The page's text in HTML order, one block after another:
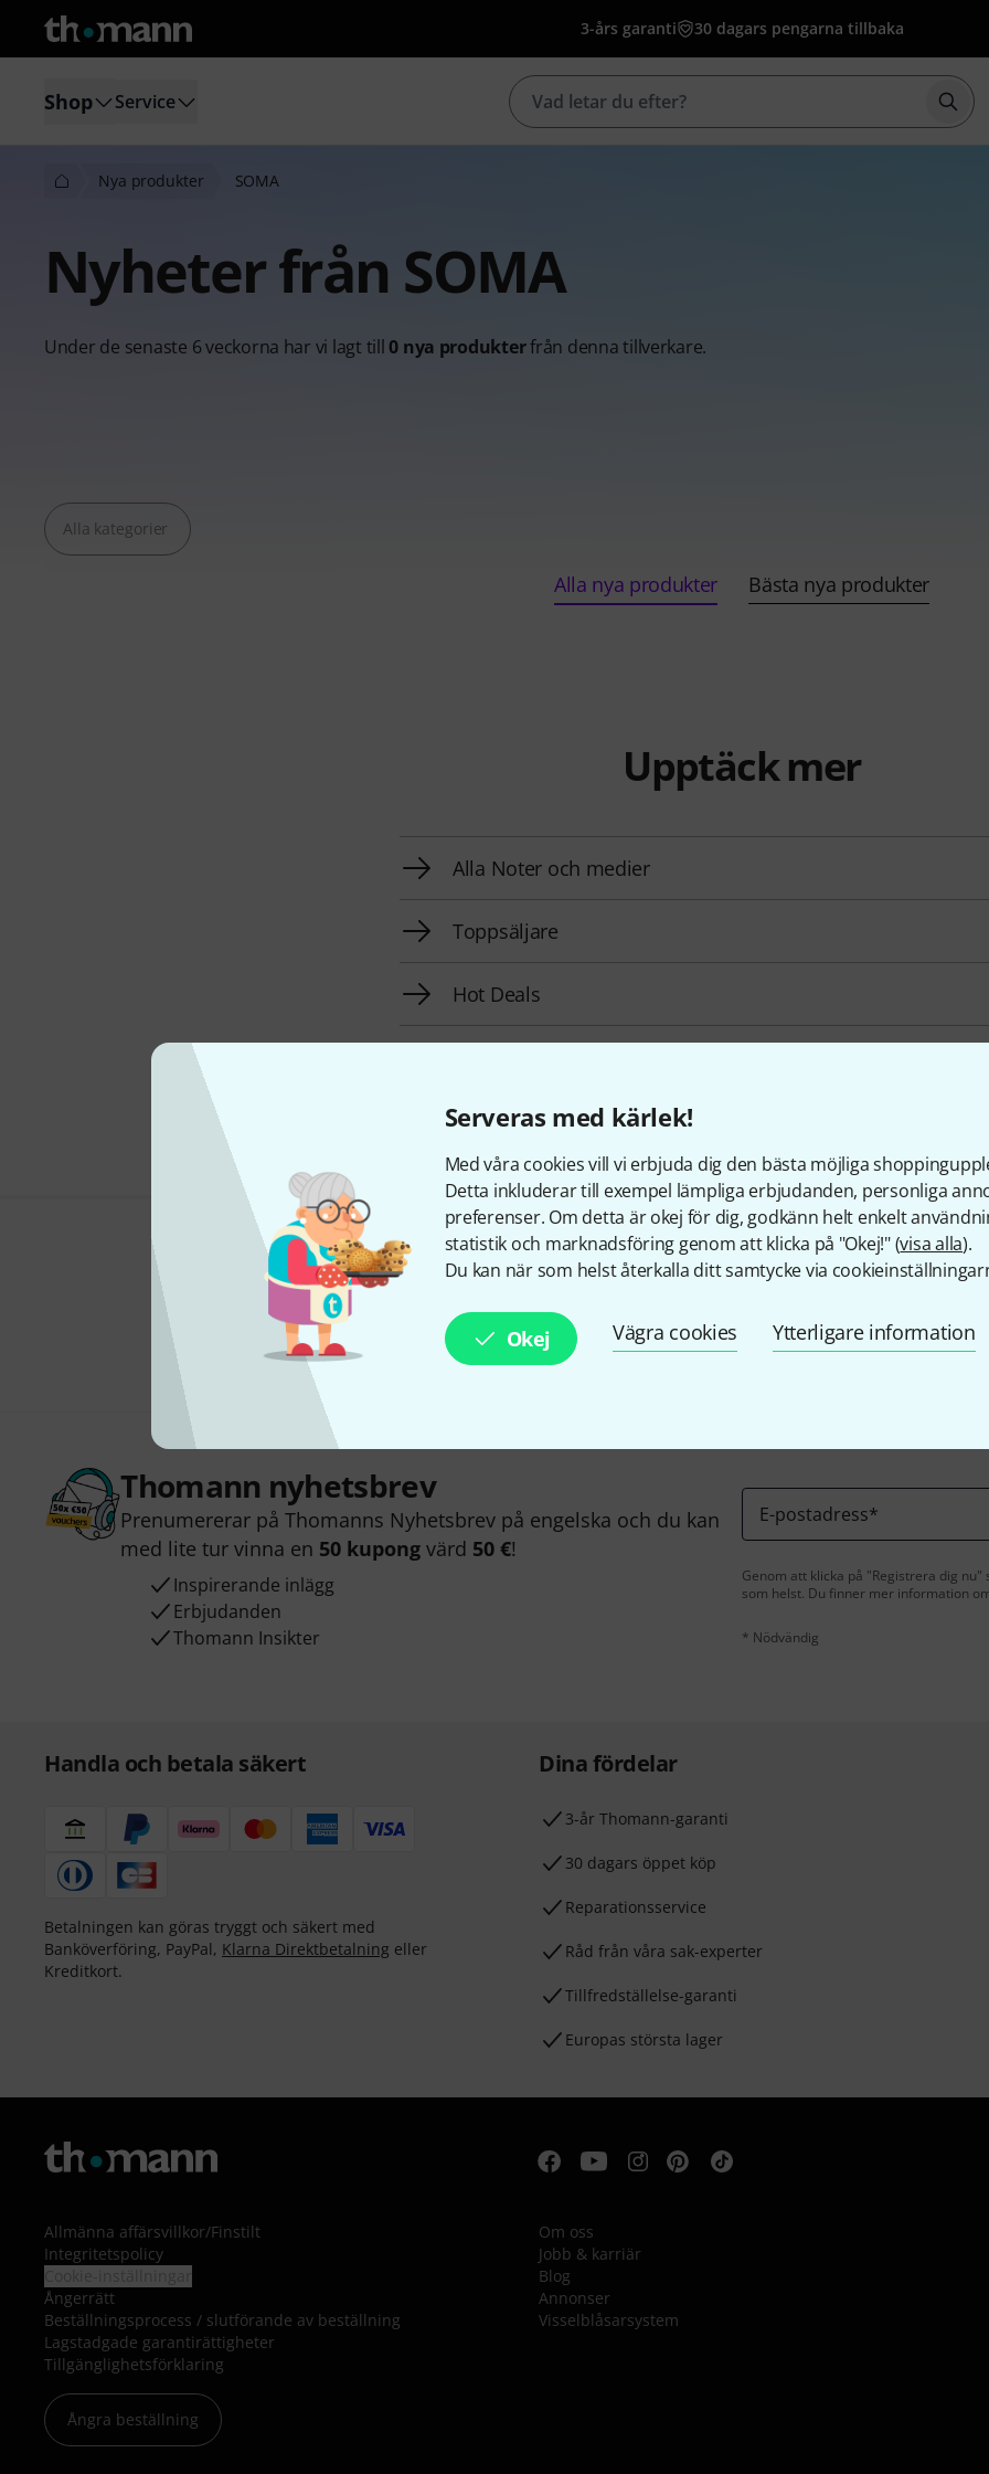
Serveras med kärlek!
Med våra cookies vill vi erbjuda dig den bästa möjliga
Detta inkluderar till exempel lämpliga erbjudanden, personliga
preferenser. Om detta är okej för dig, godkänn helt enkelt
statistik och marknadsföring genom att klicka på "Okej!" (visa alla).
Du kan när som helst återkalla ditt samtycke via
Okej Vägra cookies Ytterligare information
3-års garanti 30 dagars pengarna tillbaka
Shop Service
Nya produkter SOMA
Nyheter från SOMA
Under de senaste 6 veckorna har vi lagt till0 nya produkterfrån denna tillverkare.
Alla kategorier
Alla nya produkter Bästa nya produkter
Upptäck mer
Alla Noter och medier
Toppsäljare
Hot Deals
Gillar du vad du ser?
Dela Hjälp & Feedback
Thomann nyhetsbrev
Prenumererar på Thomanns Nyhetsbrev på engelska och du kan
med lite tur vinna en 50 kupong värd 50 €!
Inspirerande inlägg
Erbjudanden
Thomann Insikter
E-postadress*
Genom att klicka på "Registrera dig
som helst. Du finner mer information
* Nödvändig
Handla och betala säkert
Betalningen kan göras tryggt och säkert med
Banköverföring, PayPal, Klarna Direktbetalning eller
Kreditkort.
Dina fördelar
3-år Thomann-garanti
30 dagars öppet köp
Reparationsservice
Råd från våra sak-experter
Tillfredställelse-garanti
Europas största lager
Allmänna affärsvillkor/Finstilt
Integritetspolicy
Ångerrätt
Beställningsprocess / slutförande av beställning
Lagstadgade garantirättigheter
Tillgänglighetsförklaring
Ångra beställning
Om oss
Jobb & karriär
Blog
Annonser
Visselblåsarsystem